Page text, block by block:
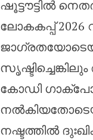
ഷൂട്ടൗട്ടിൽ
ലോകകപ്പ് 2026
കോഡി ഗാക്പോ
നഷ്ടത്തിൽ